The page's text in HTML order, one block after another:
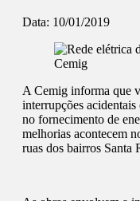
Data: 10/01/2019
A Cemig informa que
interrupções
no fornecimento de
melhorias acontecem
ruas dos bairros